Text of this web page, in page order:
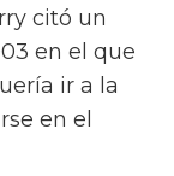
citó un
en el que
ir a la
en el